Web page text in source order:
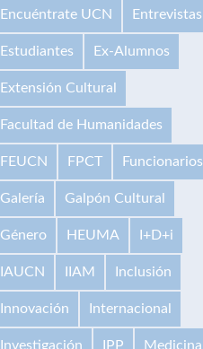
Encuéntrate UCN Entrevistas
Estudiantes Ex-Alumnos
Extensión Cultural
Facultad de Humanidades
FEUCN FPCT Funcionarios
Galería Galpón Cultural
Género HEUMA I+D+i
IAUCN IIAM Inclusión
Innovación Internacional
Investigación IPP Medicina